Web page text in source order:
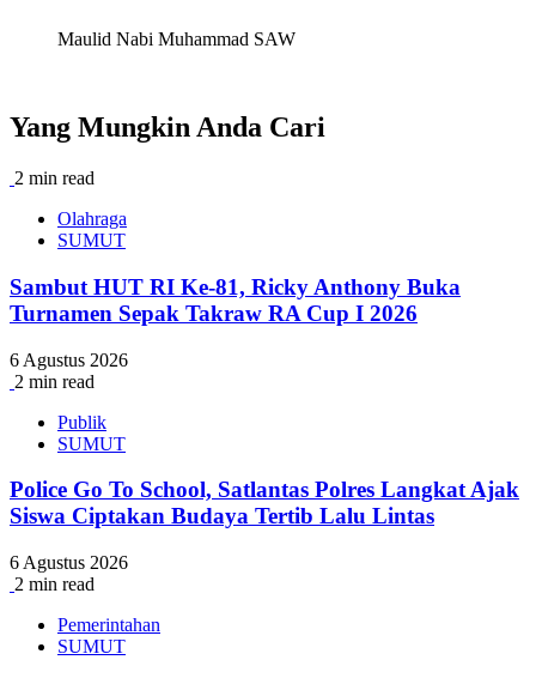
Maulid Nabi Muhammad SAW
Yang Mungkin Anda Cari
2 min read
Olahraga
SUMUT
Sambut HUT RI Ke-81, Ricky Anthony Buka
Turnamen Sepak Takraw RA Cup I 2026
6 Agustus 2026
2 min read
Publik
SUMUT
Police Go To School, Satlantas Polres Langkat Ajak
Siswa Ciptakan Budaya Tertib Lalu Lintas
6 Agustus 2026
2 min read
Pemerintahan
SUMUT